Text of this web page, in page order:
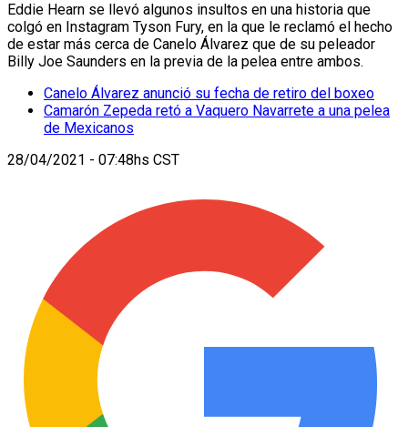
Eddie Hearn se llevó algunos insultos en una historia que
colgó en Instagram Tyson Fury, en la que le reclamó el hecho
de estar más cerca de Canelo Álvarez que de su peleador
Billy Joe Saunders en la previa de la pelea entre ambos.
Canelo Álvarez anunció su fecha de retiro del boxeo
Camarón Zepeda retó a Vaquero Navarrete a una pelea
de Mexicanos
28/04/2021 - 07:48hs CST